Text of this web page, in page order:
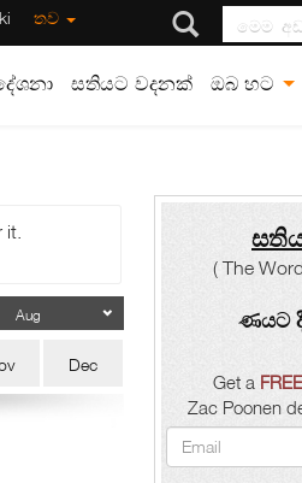
තව
මෙම
කරන්න
සතියට වදනක් ඔබ හට
it.
Dec
( The
ණයට
Get a FREE
Zac Poonen